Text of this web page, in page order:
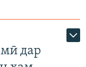
дар